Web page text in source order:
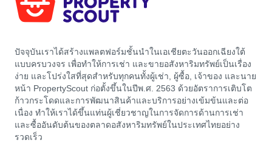
ปัจจุบันเราได้สร้างแพลตฟอร์มชั้นนำในเอเชียตะวันออกเฉียงใต้
แบบครบวงจร เพื่อทำให้การเช่า และขายอสังหาริมทรัพย์เป็นเรื่อง
ง่าย และโปร่งใสที่สุดสำหรับทุกคนทั้งผู้เช่า, ผู้ซื้อ, เจ้าของ และนาย
หน้า PropertyScout ก่อตั้งขึ้นในปีพ.ศ. 2563 ด้วยอัตราการเติบโต
ก้าวกระโดดและการพัฒนาสินค้าและบริการอย่างเข้มข้นและต่อ
เนื่อง ทำให้เราได้ขึ้นแท่นผู้เชี่ยวชาญในการจัดการด้านการเช่า
และซื้ออันดับต้นของตลาดอสังหาริมทรัพย์ในประเทศไทยอย่าง
รวดเร็ว